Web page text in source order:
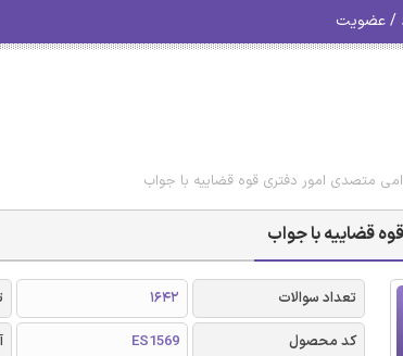
/ عضویت
متصدی امور دفتری قوه قضاییه با جواب
قضاییه با جواب
تعداد سوالات 1642
کد محصول
ES1569